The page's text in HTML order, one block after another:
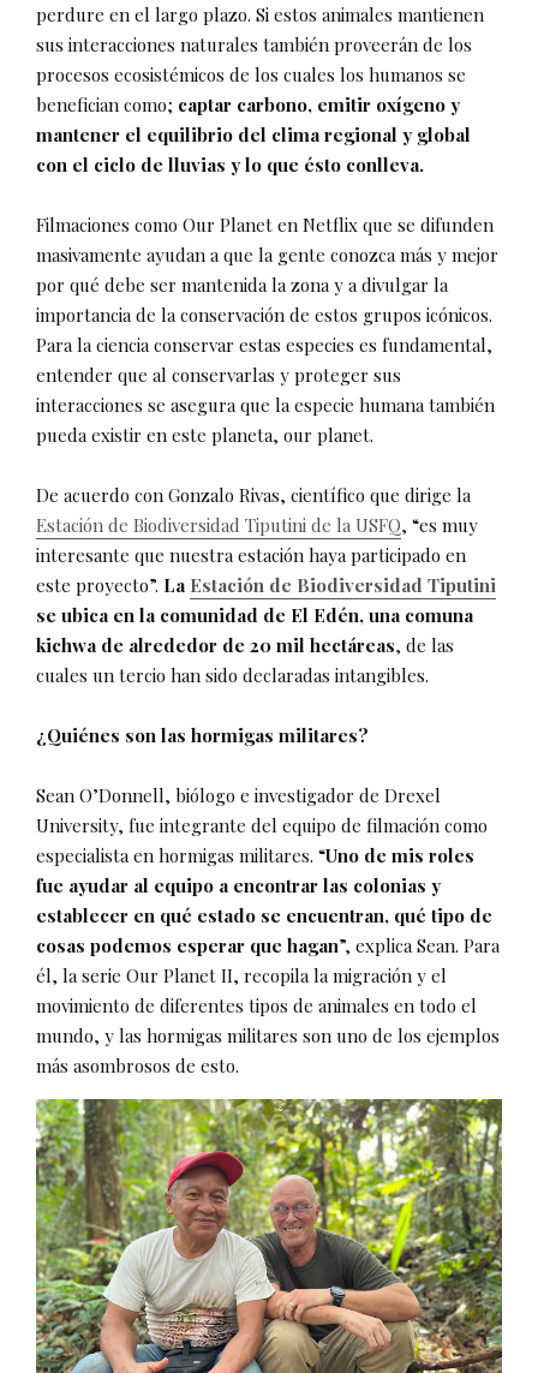
perdure en el largo plazo. Si estos animales mantienen
sus interacciones naturales también proveerán de los
procesos ecosistémicos de los cuales los humanos se
benefician como; captar carbono, emitir oxígeno y
mantener el equilibrio del clima regional y global
con el ciclo de lluvias y lo que ésto conlleva.
Filmaciones como Our Planet en Netflix que se difunden
masivamente ayudan a que la gente conozca más y mejor
por qué debe ser mantenida la zona y a divulgar la
importancia de la conservación de estos grupos icónicos.
Para la ciencia conservar estas especies es fundamental,
entender que al conservarlas y proteger sus
interacciones se asegura que la especie humana también
pueda existir en este planeta, our planet.
De acuerdo con Gonzalo Rivas, científico que dirige la
Estación de Biodiversidad Tiputini de la USFQ, “es muy
interesante que nuestra estación haya participado en
este proyecto”. La Estación de Biodiversidad Tiputini
se ubica en la comunidad de El Edén, una comuna
kichwa de alrededor de 20 mil hectáreas, de las
cuales un tercio han sido declaradas intangibles.
¿Quiénes son las hormigas militares?
Sean O’Donnell, biólogo e investigador de Drexel
University, fue integrante del equipo de filmación como
especialista en hormigas militares. “Uno de mis roles
fue ayudar al equipo a encontrar las colonias y
establecer en qué estado se encuentran, qué tipo de
cosas podemos esperar que hagan”, explica Sean. Para
él, la serie Our Planet II, recopila la migración y el
movimiento de diferentes tipos de animales en todo el
mundo, y las hormigas militares son uno de los ejemplos
más asombrosos de esto.